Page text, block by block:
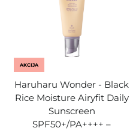
AKCIJA
Haruharu Wonder - Black
Rice Moisture Airyfit Daily
Sunscreen
SPF50+/PA++++ –